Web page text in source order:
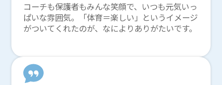
コーチも保護者もみんな笑顔で、いつも元気いっ
ぱいな雰囲気。「体育＝楽しい」というイメージ
がついてくれたのが、なによりありがたいです。